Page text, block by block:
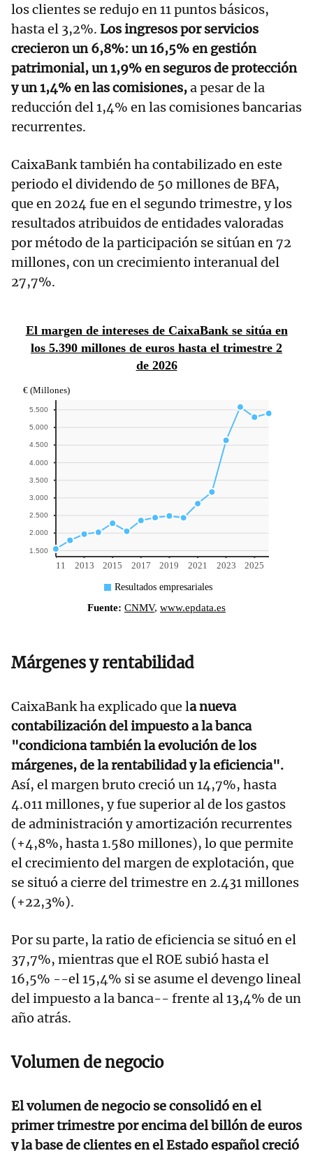
los clientes se redujo en 11 puntos básicos,
hasta el 3,2%. Los ingresos por servicios
crecieron un 6,8%: un 16,5% en gestión
patrimonial, un 1,9% en seguros de protección
y un 1,4% en las comisiones,a pesar de la
reducción del 1,4% en las comisiones bancarias
recurrentes.
CaixaBank también ha contabilizado en este
periodo el dividendo de 50 millones de BFA,
que en 2024 fue en el segundo trimestre, y los
resultados atribuidos de entidades valoradas
por método de la participación se sitúan en 72
millones, con un crecimiento interanual del
27,7%.
Márgenes y rentabilidad
CaixaBank ha explicado que la nueva
contabilización del impuesto a la banca
"condiciona también la evolución de los
márgenes, de la rentabilidad y la eficiencia".
Así, el margen bruto creció un 14,7%, hasta
4.011 millones, y fue superior al de los gastos
de administración y amortización recurrentes
(+4,8%, hasta 1.580 millones), lo que permite
el crecimiento del margen de explotación, que
se situó a cierre del trimestre en 2.431 millones
(+22,3%).
Por su parte, la ratio de eficiencia se situó en el
37,7%, mientras que el ROE subió hasta el
16,5% --el 15,4% si se asume el devengo lineal
del impuesto a la banca-- frente al 13,4% de un
año atrás.
Volumen de negocio
El volumen de negocio se consolidó en el
primer trimestre por encima del billón de euros
y la base de clientes en el Estado español creció